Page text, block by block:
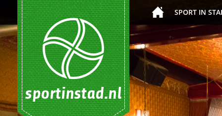
SPORT IN